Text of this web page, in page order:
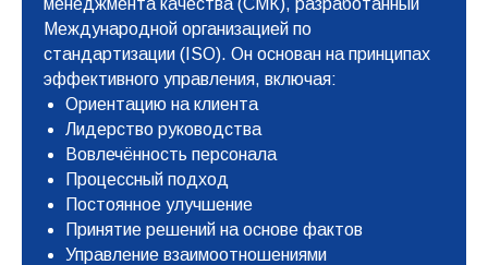
менеджмента качества (СМК), разработанный
Международной организацией по
стандартизации (ISO). Он основан на принципах
эффективного управления, включая:
Ориентацию на клиента
Лидерство руководства
Вовлечённость персонала
Процессный подход
Постоянное улучшение
Принятие решений на основе фактов
Управление взаимоотношениями